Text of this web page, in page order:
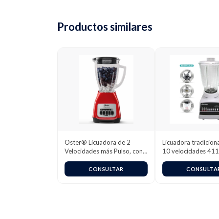
Productos similares
Oster® Licuadora de 2
Velocidades más Pulso, con
Vaso de Vidrio Boroclass®,
1.5 L, 800 W, Rojo,
BLSTKAG-RPB
CONSULTAR
Licuadora
10 velocidades
/ 4172 (220v)